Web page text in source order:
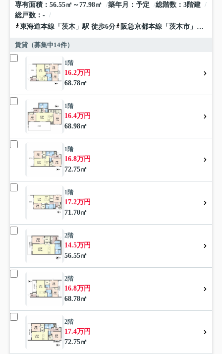
専有面積 56.55㎡～77.98㎡ 築年月 予定 総階数
3階建
総戸数
-
東海道本線 「 茨木 」駅 徒歩6分 阪急京都本線 「 茨木市 」駅 徒歩19分
賃貸（募集中14件）
1階
16.2万円
68.78㎡
1階
16.4万円
68.98㎡
1階
16.8万円
72.75㎡
1階
17.2万円
71.70㎡
2階
14.5万円
56.55㎡
2階
16.8万円
68.78㎡
2階
17.4万円
72.75㎡